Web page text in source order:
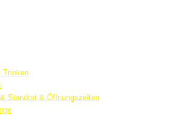
Trinken
Standort & Öffnungszeiten